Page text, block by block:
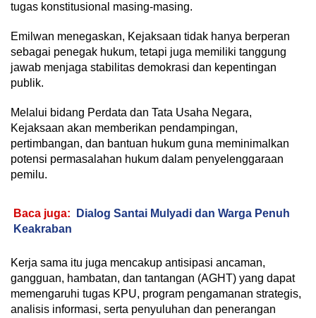
tugas konstitusional masing-masing.
Emilwan menegaskan, Kejaksaan tidak hanya berperan
sebagai penegak hukum, tetapi juga memiliki tanggung
jawab menjaga stabilitas demokrasi dan kepentingan
publik.
Melalui bidang Perdata dan Tata Usaha Negara,
Kejaksaan akan memberikan pendampingan,
pertimbangan, dan bantuan hukum guna meminimalkan
potensi permasalahan hukum dalam penyelenggaraan
pemilu.
Baca juga:
Dialog Santai Mulyadi dan Warga Penuh
Keakraban
Kerja sama itu juga mencakup antisipasi ancaman,
gangguan, hambatan, dan tantangan (AGHT) yang dapat
memengaruhi tugas KPU, program pengamanan strategis,
analisis informasi, serta penyuluhan dan penerangan